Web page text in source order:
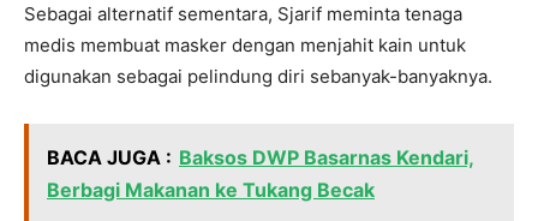
Sebagai alternatif sementara, Sjarif meminta tenaga
medis membuat masker dengan menjahit kain untuk
digunakan sebagai pelindung diri sebanyak-banyaknya.
BACA JUGA : Baksos DWP Basarnas Kendari,
Berbagi Makanan ke Tukang Becak